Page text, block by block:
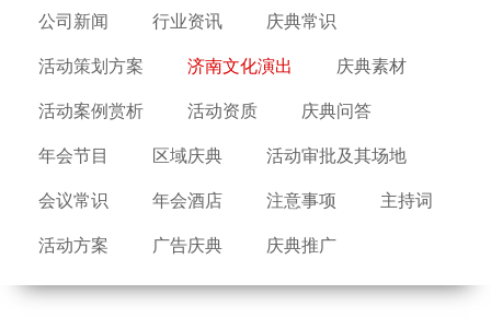
公司新闻 行业资讯 庆典常识
活动策划方案 济南文化演出 庆典素材
活动案例赏析 活动资质 庆典问答
年会节目 区域庆典 活动审批及其场地
会议常识 年会酒店 注意事项 主持词
活动方案 广告庆典 庆典推广